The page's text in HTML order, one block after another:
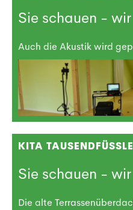
Sie schauen -
Auch die Akustik wird
KITA TAUSENDFÜSSLER
Sie schauen -
Die alte